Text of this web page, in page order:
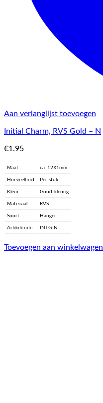
Aan verlanglijst toevoegen
Initial Charm, RVS Gold – N
€1.95
Maat ca. 12X1mm
Hoeveelheid Per stuk
Kleur Goud-kleurig
Materiaal RVS
Soort Hanger
Artikelcode INTG-N
Toevoegen aan winkelwagen